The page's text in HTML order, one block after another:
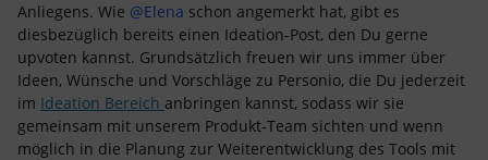
Anliegens. Wie @Elena schon angemerkt hat, gibt es
diesbezüglich bereits einen Ideation-Post, den Du gerne
upvoten kannst. Grundsätzlich freuen wir uns immer über
Ideen, Wünsche und Vorschläge zu Personio, die Du jederzeit
im Ideation Bereich anbringen kannst, sodass wir sie
gemeinsam mit unserem Produkt-Team sichten und wenn
möglich in die Planung zur Weiterentwicklung des Tools mit